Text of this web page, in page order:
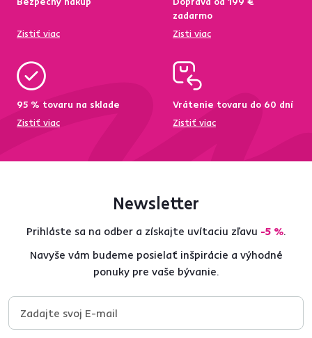
Zistiť viac
zadarmo
Zisti viac
95 % tovaru na sklade
Zistiť viac
Vrátenie tovaru do 60 dní
Zistiť viac
Newsletter
Prihláste sa na odber a získajte uvítaciu zľavu -5 %.
Navyše vám budeme posielať inšpirácie a výhodné
ponuky pre vaše bývanie.